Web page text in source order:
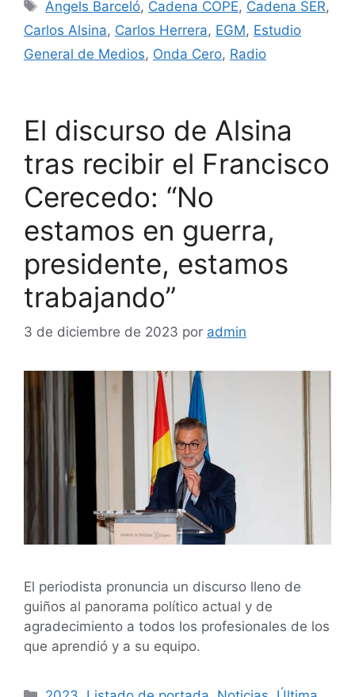
Àngels Barceló, Cadena COPE, Cadena SER,
Carlos Alsina, Carlos Herrera, EGM, Estudio
General de Medios, Onda Cero, Radio
El discurso de Alsina
tras recibir el Francisco
Cerecedo: “No
estamos en guerra,
presidente, estamos
trabajando”
3 de diciembre de 2023 por admin
El periodista pronuncia un discurso lleno de
guiños al panorama político actual y de
agradecimiento a todos los profesionales de los
que aprendió y a su equipo.